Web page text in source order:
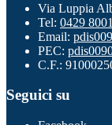
Via Luppia
Tel: 0429
Email:
PEC:
C.F.:
Seguici su